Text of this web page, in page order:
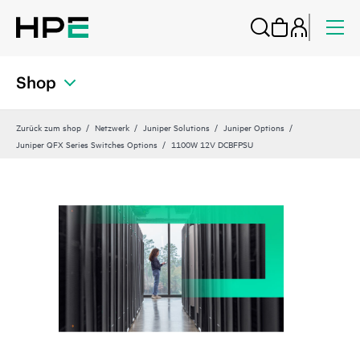
Shop
Zurück zum shop Netzwerk Juniper Solutions
Juniper Options
Juniper QFX Series Switches Options
1100W 12V DCBFPSU